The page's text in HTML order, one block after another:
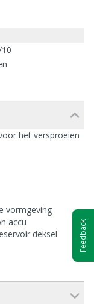
het versproeien
vormgeving
accu
deksel
Feedback